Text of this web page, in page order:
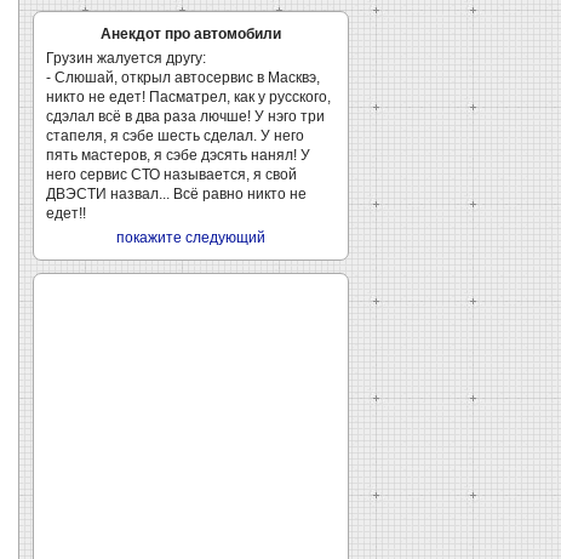
Анекдот про автомобили
Грузин жалуется другу:
- Слюшай, открыл автосервис в Масквэ,
никто не едет! Пасматрел, как у русского,
сдэлал всё в два раза лючше! У нэго три
стапеля, я сэбе шесть сделал. У него
пять мастеров, я сэбе дэсять нанял! У
него сервис СТО называется, я свой
ДВЭСТИ назвал... Всё равно никто не
едет!!
покажите следующий